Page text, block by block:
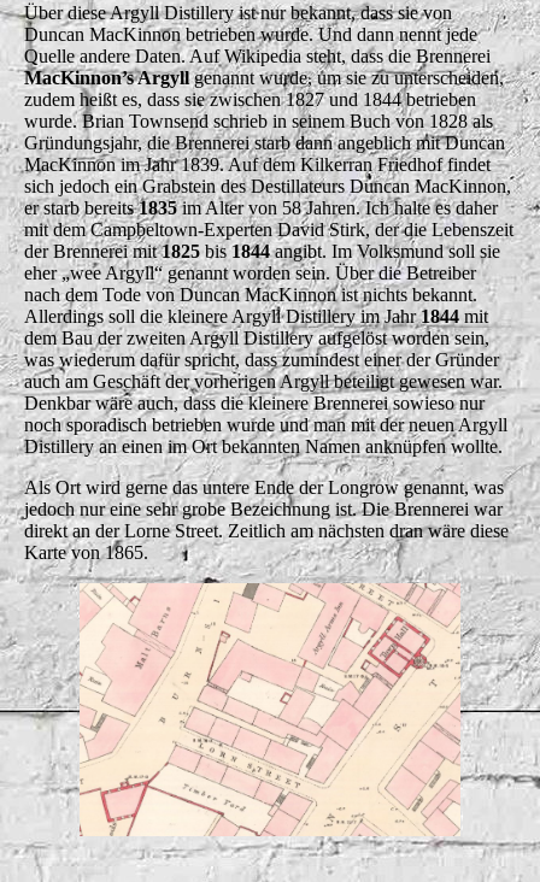
Über diese Argyll Distillery ist nur bekannt, dass sie von
Duncan MacKinnon betrieben wurde. Und dann nennt jede
Quelle andere Daten. Auf Wikipedia steht, dass die Brennerei
MacKinnon’s Argyllgenannt wurde, um sie zu unterscheiden,
zudem heißt es, dass sie zwischen 1827 und 1844 betrieben
wurde. Brian Townsend schrieb in seinem Buch von 1828 als
Gründungsjahr, die Brennerei starb dann angeblich mit Duncan
MacKinnon im Jahr 1839. Auf dem Kilkerran Friedhof findet
sich jedoch ein Grabstein des Destillateurs Duncan MacKinnon,
er starb bereits1835im Alter von 58 Jahren. Ich halte es daher
mit dem Campbeltown-Experten David Stirk, der die Lebenszeit
der Brennerei mit1825bis1844angibt. Im Volksmund soll sie
eher „wee Argyll“ genannt worden sein. Über die Betreiber
nach dem Tode von Duncan MacKinnon ist nichts bekannt.
Allerdings soll die kleinere Argyll Distillery im Jahr1844 mit
dem Bau der zweiten Argyll Distillery aufgelöst worden sein,
was wiederum dafür spricht, dass zumindest einer der Gründer
auch am Geschäft der vorherigen Argyll beteiligt gewesen war.
Denkbar wäre auch, dass die kleinere Brennerei sowieso nur
noch sporadisch betrieben wurde und man mit der neuen Argyll
Distillery an einen im Ort bekannten Namen anknüpfen wollte.
Als Ort wird gerne das untere Ende der Longrow genannt, was
jedoch nur eine sehr grobe Bezeichnung ist. Die Brennerei war
direkt an der Lorne Street. Zeitlich am nächsten dran wäre diese
Karte von 1865.